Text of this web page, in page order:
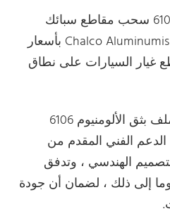
بالنظر إلى تكلفة 6106 سحب مقاطع سبائك
الألومنيوم للسيارات ، فإن Chalco Aluminumis بأسعار
غيار السيارات على نطاق
يحتاج شراء ملف بثق الألومنيوم 6106
الفني المقدم من
الهندسي ، وتدفق
وما إلى ذلك ، لضمان أن جودة